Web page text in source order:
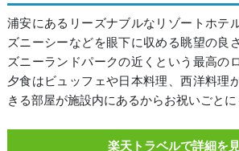
浦安にあるリーズナブルなリゾートホテ
ズニーシーなどを眼下に収める眺望の良
ズニーランドパークの近くという最高の
夕食はビュッフェや日本料理、西洋料理
きる部屋が施設内にあるからお祝いごとに
楽天トラベルで詳細を